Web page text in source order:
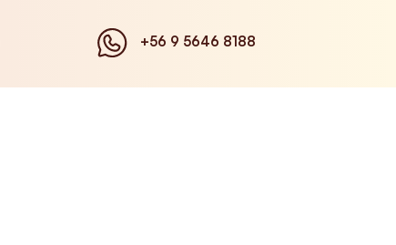
+56 9 5646 8188